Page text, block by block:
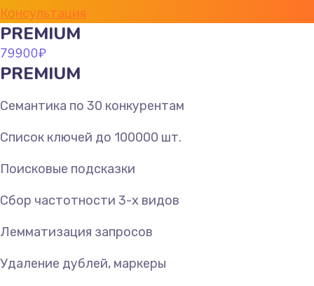
Консультация
PREMIUM
79900₽
PREMIUM
Семантика по 30 конкурентам
Список ключей до 100000 шт.
Поисковые подсказки
Сбор частотности 3-х видов
Лемматизация запросов
Удаление дублей, маркеры